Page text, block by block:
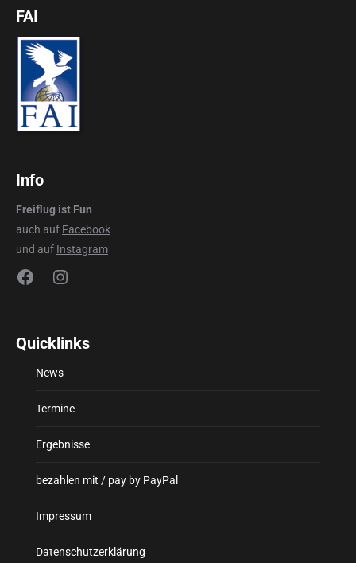
FAI
Info
Freiflug ist Fun
auch auf Facebook
und auf Instagram
FacebookInstagram
Quicklinks
News
Termine
Ergebnisse
bezahlen mit / pay by PayPal
Impressum
Datenschutzerklärung